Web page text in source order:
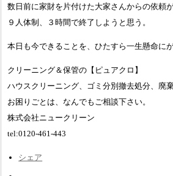
数日前に家財を片付けた大家さんからの依頼が
９人体制、３時間で終了しようと思う。
本日も今できることを、ひたすら一生懸命に
クリーニング＆保管の【ピュアクロ】
ハウスクリーニング、ゴミ分別撤去処分、廃
お困りごとは、なんでもご相談下さい。
株式会社ニュークリーン
tel:0120-461-443
シェア